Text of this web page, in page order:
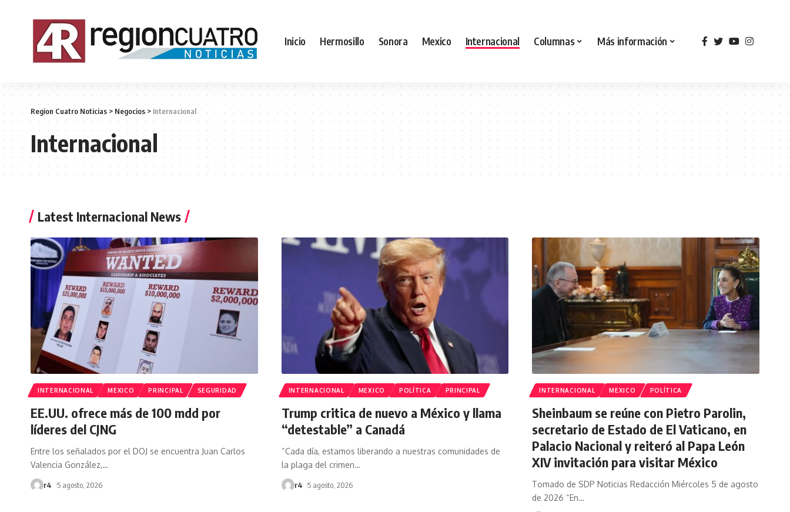
Inicio Hermosillo Sonora Mexico Internacional Columnas Más información
Region Cuatro Noticias > Negocios> Internacional
Internacional
Latest Internacional News
INTERNACIONAL MEXICO PRINCIPAL SEGURIDAD
EE.UU. ofrece más de 100 mdd por
líderes del CJNG
Entre los señalados por el DOJ se encuentra Juan Carlos
Valencia González,…
r4 5 agosto, 2026
INTERNACIONAL MEXICO POLÍTICA PRINCIPAL
Trump critica de nuevo a México y llama
“detestable” a Canadá
“Cada día, estamos liberando a nuestras comunidades de
la plaga del crimen…
r4 5 agosto, 2026
INTERNACIONAL MEXICO POLÍTICA
Sheinbaum se reúne con Pietro Parolin,
secretario de Estado de El Vaticano, en
Palacio Nacional y reiteró al Papa León
XIV invitación para visitar México
Tomado de SDP Noticias Redacción Miércoles 5 de agosto
de 2026 “En…